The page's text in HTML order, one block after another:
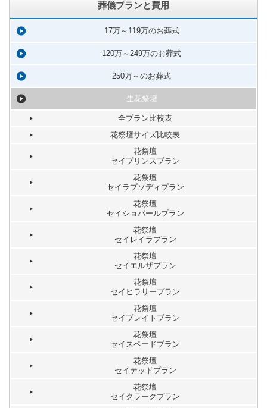
葬儀プランと費用
17万～119万のお葬式
120万～249万のお葬式
250万～のお葬式
生花祭壇
全プラン比較表
花祭壇サイズ比較表
花祭壇
セイプリンスプラン
花祭壇
セイラプソディプラン
花祭壇
セイショパールプラン
花祭壇
セイレイラプラン
花祭壇
セイエルザプラン
花祭壇
セイヒラリープラン
花祭壇
セイプレイトプラン
花祭壇
セイスペードプラン
花祭壇
セイテッドプラン
花祭壇
セイクラークプラン